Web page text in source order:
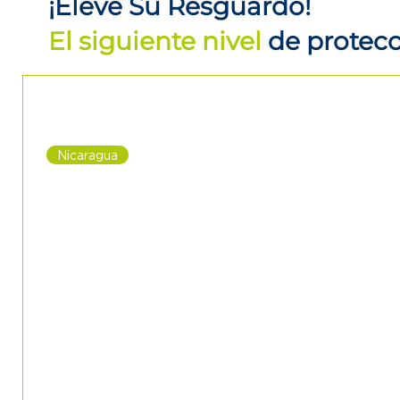
Nicaragua
¡Eleve Su Resguardo!
El siguiente nivel de